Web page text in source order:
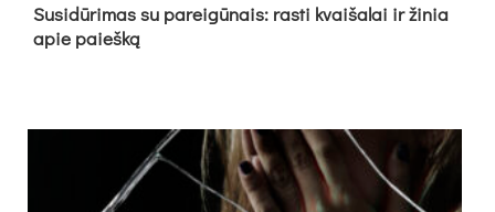
Su­si­dū­ri­mas su pa­rei­gū­nais: ras­ti kvai­ša­lai ir ži­nia
apie paieš­ką